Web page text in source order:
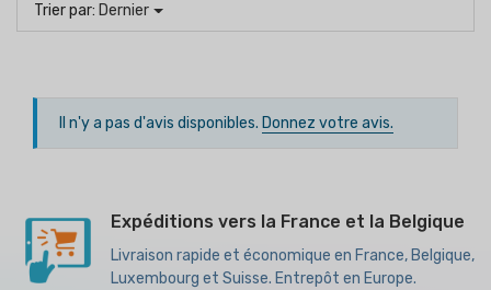
Trier par: Dernier
Il n'y a pas d'avis disponibles. Donnez votre avis.
Expéditions vers la France et la Belgique
Livraison rapide et économique en France, Belgique,
Luxembourg et Suisse. Entrepôt en Europe.